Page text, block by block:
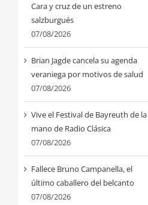
Cara y cruz de un estreno
salzburgués
07/08/2026
Brian Jagde cancela su agenda
veraniega por motivos de salud
07/08/2026
Vive el Festival de Bayreuth de la
mano de Radio Clásica
07/08/2026
Fallece Bruno Campanella, el
último caballero del belcanto
07/08/2026